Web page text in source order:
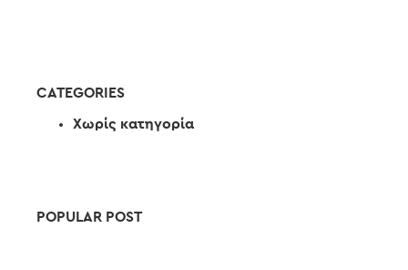
CATEGORIES
Χωρίς κατηγορία
POPULAR POST